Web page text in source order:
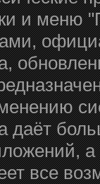
и меню
даёт
а
все